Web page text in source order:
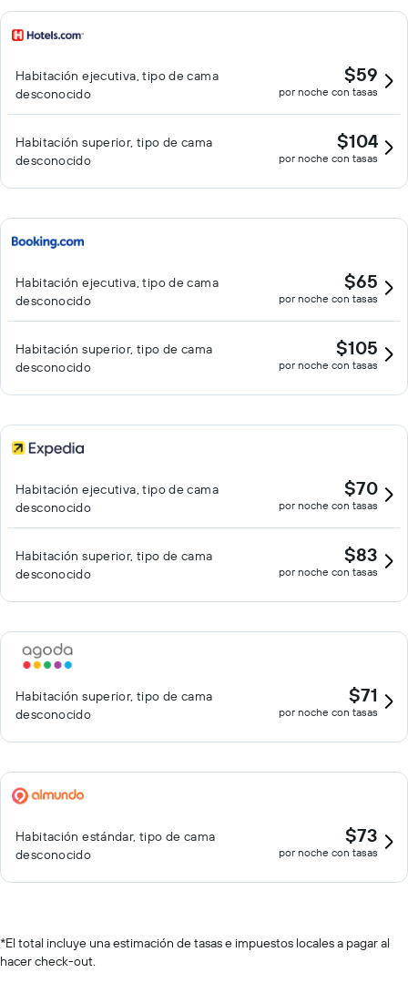
Habitación ejecutiva, tipo de cama
desconocido
$59
por noche con tasas
Habitación superior, tipo de cama
desconocido
$104
por noche con tasas
Habitación ejecutiva, tipo de cama
desconocido
$65
por noche con tasas
Habitación superior, tipo de cama
desconocido
$105
por noche con tasas
Habitación ejecutiva, tipo de cama
desconocido
$70
por noche con tasas
Habitación superior, tipo de cama
desconocido
$83
por noche con tasas
Habitación superior, tipo de cama
desconocido
$71
por noche con tasas
Habitación estándar, tipo de cama
desconocido
$73
por noche con tasas
*El total incluye una estimación de tasas e impuestos locales a pagar al
hacer check-out.